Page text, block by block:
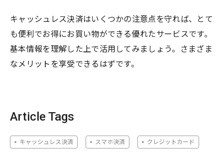
キャッシュレス決済はいくつかの注意点を守れば、とて
も便利でお得にお買い物ができる優れたサービスです。
基本情報を理解した上で活用してみましょう。さまざま
なメリットを享受できるはずです。
Article Tags
キャッシュレス決済 スマホ決済 クレジットカード